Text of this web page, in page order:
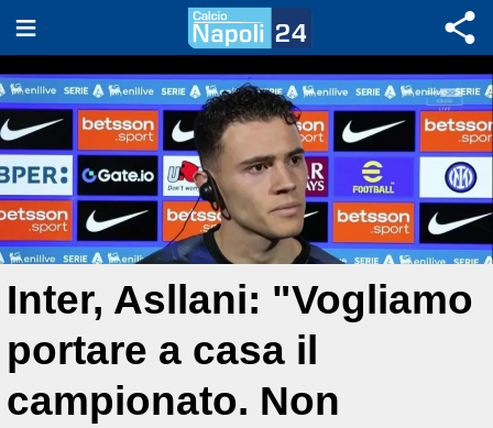
Inter, Asllani: "Vogliamo
portare a casa il
campionato. Non